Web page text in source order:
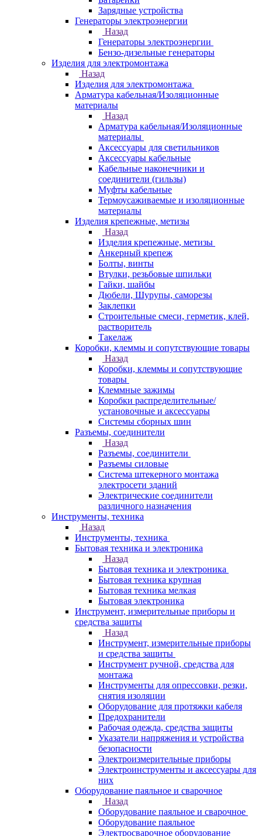
Зарядные устройства
Генераторы электроэнергии
Назад
Генераторы электроэнергии
Бензо-дизельные генераторы
Изделия для электромонтажа
Назад
Изделия для электромонтажа
Арматура кабельная/Изоляционные
материалы
Назад
Арматура кабельная/Изоляционные
материалы
Аксессуары для светильников
Аксессуары кабельные
Кабельные наконечники и
соединители (гильзы)
Муфты кабельные
Термоусаживаемые и изоляционные
материалы
Изделия крепежные, метизы
Назад
Изделия крепежные, метизы
Анкерный крепеж
Болты, винты
Втулки, резьбовые шпильки
Гайки, шайбы
Дюбели, Шурупы, саморезы
Заклепки
Строительные смеси, герметик, клей,
растворитель
Такелаж
Коробки, клеммы и сопутствующие товары
Назад
Коробки, клеммы и сопутствующие
товары
Клеммные зажимы
Коробки распределительные/
установочные и аксессуары
Системы сборных шин
Разъемы, соединители
Назад
Разъемы, соединители
Разъемы силовые
Система штекерного монтажа
электросети зданий
Электрические соединители
различного назначения
Инструменты, техника
Назад
Инструменты, техника
Бытовая техника и электроника
Назад
Бытовая техника и электроника
Бытовая техника крупная
Бытовая техника мелкая
Бытовая электроника
Инструмент, измерительные приборы и
средства защиты
Назад
Инструмент, измерительные приборы
и средства защиты
Инструмент ручной, средства для
монтажа
Инструменты для опрессовки, резки,
снятия изоляции
Оборудование для протяжки кабеля
Предохранители
Рабочая одежда, средства защиты
Указатели напряжения и устройства
безопасности
Электроизмерительные приборы
Электроинструменты и аксессуары для
них
Оборудование паяльное и сварочное
Назад
Оборудование паяльное и сварочное
Оборудование паяльное
Электросварочное оборудование